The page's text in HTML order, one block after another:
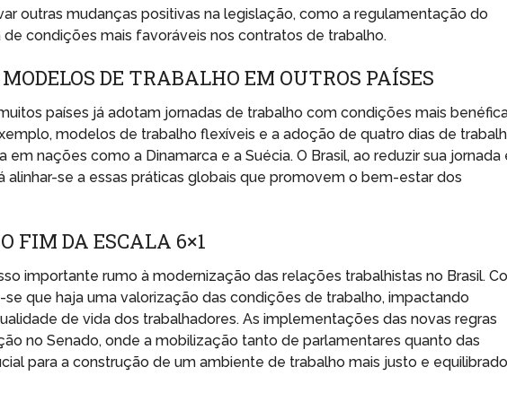
outras mudanças positivas na legislação, como a regulamentação do
condições mais favoráveis nos contratos de trabalho.
DE TRABALHO EM OUTROS PAÍSES
países já adotam jornadas de trabalho com condições mais
modelos de trabalho flexíveis e a adoção de quatro dias de
nações como a Dinamarca e a Suécia. O Brasil, ao reduzir sua jornada
se a essas práticas globais que promovem o bem-estar dos
FIM DA ESCALA 6×1
importante rumo à modernização das relações trabalhistas no Brasil.
se que haja uma valorização das condições de trabalho, impactando
de vida dos trabalhadores. As implementações das novas regras
no Senado, onde a mobilização tanto de parlamentares quanto das
para a construção de um ambiente de trabalho mais justo e